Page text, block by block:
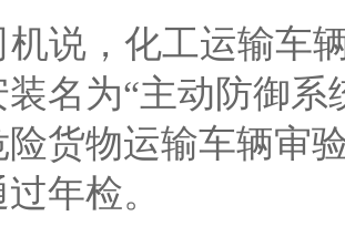
机说，化工运输车
名为“主动防御
货物运输车辆审
年检。